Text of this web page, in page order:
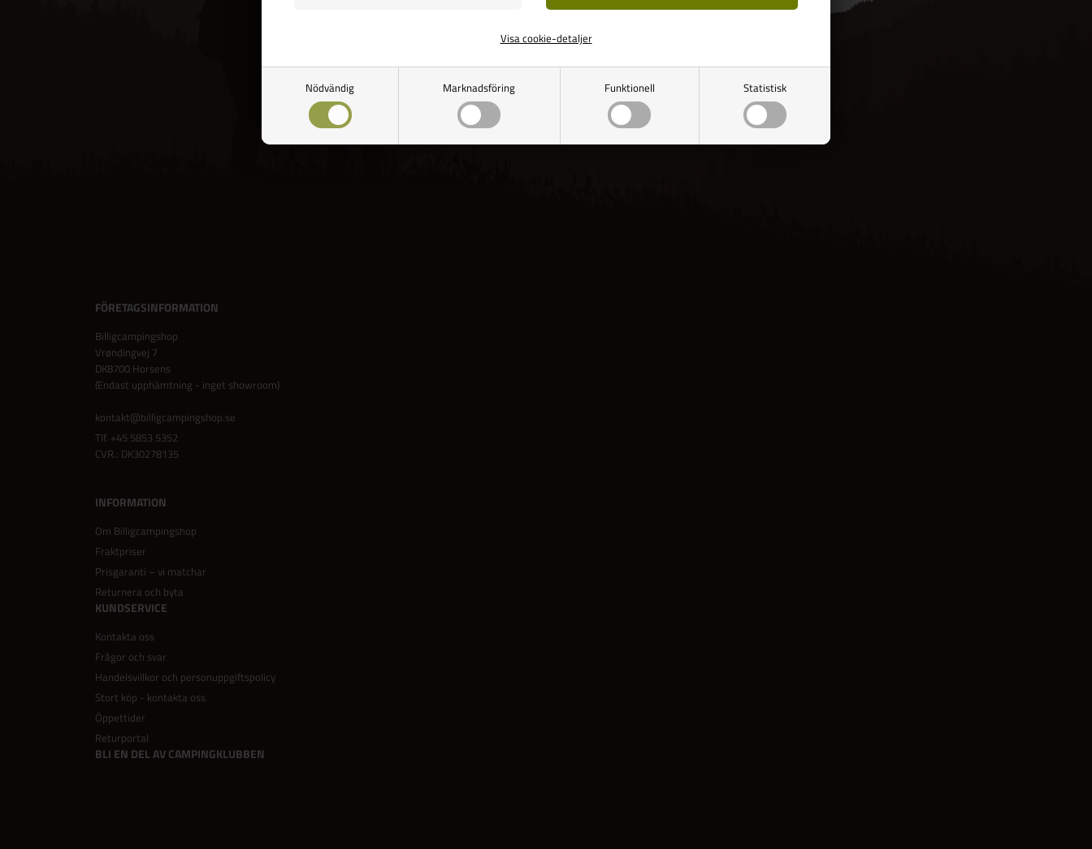
Nödvändig Marknadsföring Funktionell Statistisk
Visa cookie-detaljer
FÖRETAGSINFORMATION
Billigcampingshop
Vrøndingvej 7
DK8700 Horsens
(Endast upphämtning - inget showroom)
kontakt@billigcampingshop.se
Tlf. +45 5853 5352
CVR.: DK30278135
INFORMATION
Om Billigcampingshop
Fraktpriser
Prisgaranti – vi matchar
Returnera och byta
KUNDSERVICE
Kontakta oss
Frågor och svar
Handelsvillkor och personuppgiftspolicy
Stort köp - kontakta oss
Öppettider
Returportal
BLI EN DEL AV CAMPINGKLUBBEN